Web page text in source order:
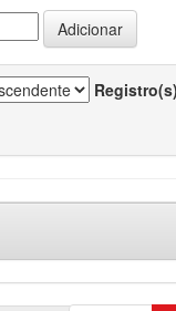
Registro(s)